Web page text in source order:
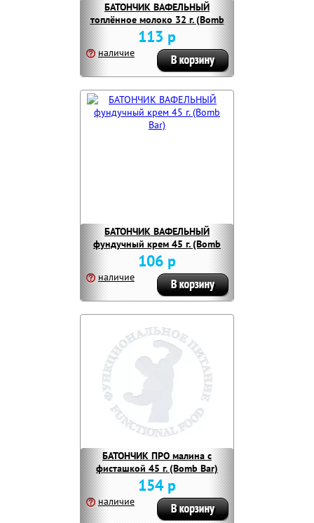
БАТОНЧИК ВАФЕЛЬНЫЙ
топлённое молоко 32 г. (Bomb
Bar)
113 р
наличие
БАТОНЧИК ВАФЕЛЬНЫЙ
фундучный крем 45 г. (Bomb
Bar)
106 р
наличие
БАТОНЧИК ПРО малина с
фисташкой 45 г. (Bomb Bar)
154 р
наличие